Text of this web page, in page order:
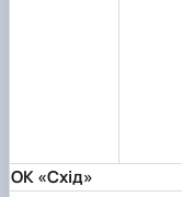
ОК «Схід»